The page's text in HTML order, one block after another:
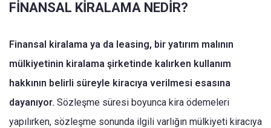
FİNANSAL KİRALAMA NEDİR?
Finansal kiralama ya da leasing, bir yatırım malının
mülkiyetinin kiralama şirketinde kalırken kullanım
hakkının belirli süreyle kiracıya verilmesi esasına
dayanıyor. Sözleşme süresi boyunca kira ödemeleri
yapılırken, sözleşme sonunda ilgili varlığın mülkiyeti kiracıya